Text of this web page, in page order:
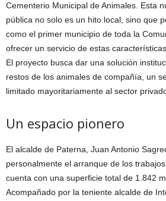
Cementerio Municipal de Animales. Esta
pública no solo es un hito local, sino que
como el primer municipio de toda la
ofrecer un servicio de estas
El proyecto busca dar una solución
restos de los animales de compañía, un
limitado mayoritariamente al sector
Un espacio pionero
El alcalde de Paterna, Juan Antonio
personalmente el arranque de los
cuenta con una superficie total de 1.842
Acompañado por la teniente alcalde de